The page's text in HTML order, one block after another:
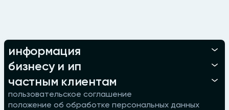
информация
бизнесу и ип
частным клиентам
пользовательское соглашение
положение об обработке персональных данных